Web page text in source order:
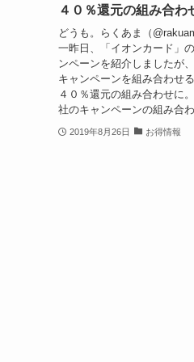
４０％還元の組み合
どうも。らくあま（
一昨日、「イオンカード」
ンペーンを紹介しましたが
キャンペーンを組み合わせ
４０％還元の組み合わせに
社のキャンペーンの組み合
2019年8月26日 お得情報